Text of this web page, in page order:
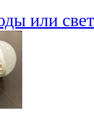
или